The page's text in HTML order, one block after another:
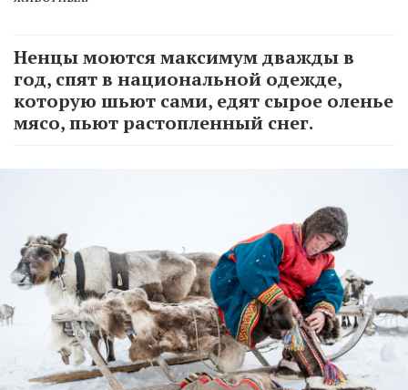
Ненцы моются максимум дважды в
год, спят в национальной одежде,
которую шьют сами, едят сырое оленье
мясо, пьют растопленный снег.